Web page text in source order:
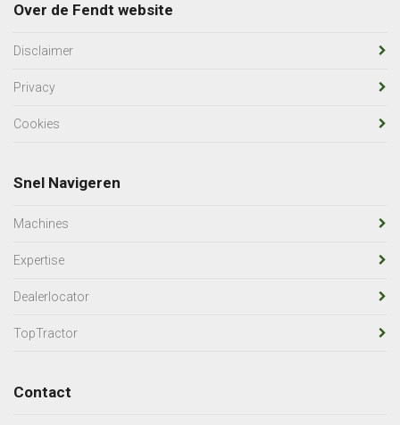
Over de Fendt website
Disclaimer
Privacy
Cookies
Snel Navigeren
Machines
Expertise
Dealerlocator
TopTractor
Contact